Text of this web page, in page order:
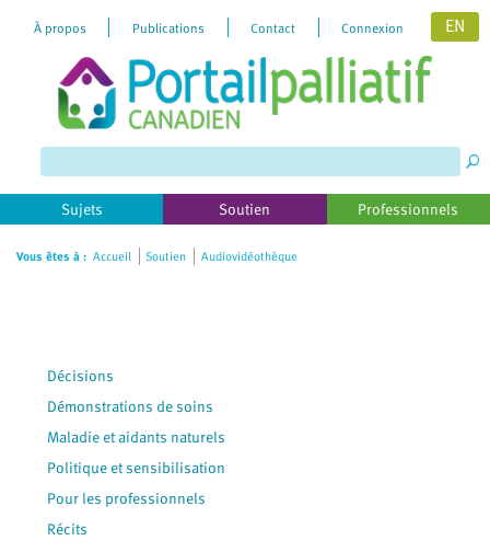
website
includes
an
accessibility
À propos Publications Contact Connexion EN
Sujets Soutien Professionnels
Vous êtes à : Accueil Soutien Audiovidéothèque
Décisions
Démonstrations de soins
Maladie et aidants naturels
Politique et sensibilisation
Pour les professionnels
Récits